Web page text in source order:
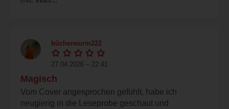
bücherwurm222
27.04.2026 – 22:41
Magisch
Vom Cover angesprochen gefühlt, habe ich
neugierig in die Leseprobe geschaut und